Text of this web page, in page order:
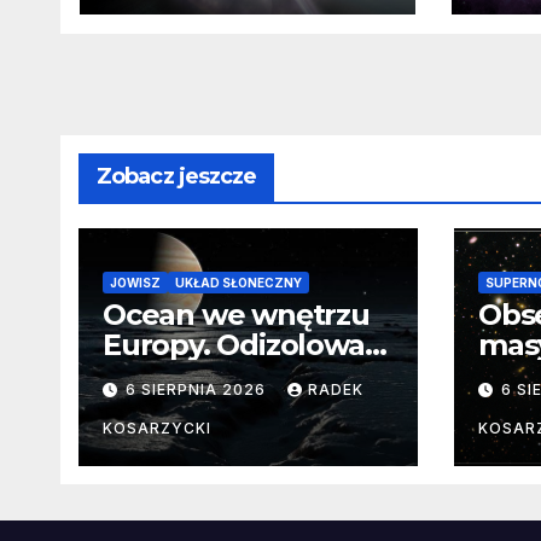
Teleskopu Swift jest
Zobacz jeszcze
JOWISZ UKŁAD SŁONECZNY
Ocean we wnętrzu
Europy. Odizolowani
przez lodową
barierę
6 SIERPNIA 2026 RADEK
KOSARZYCKI
od
6